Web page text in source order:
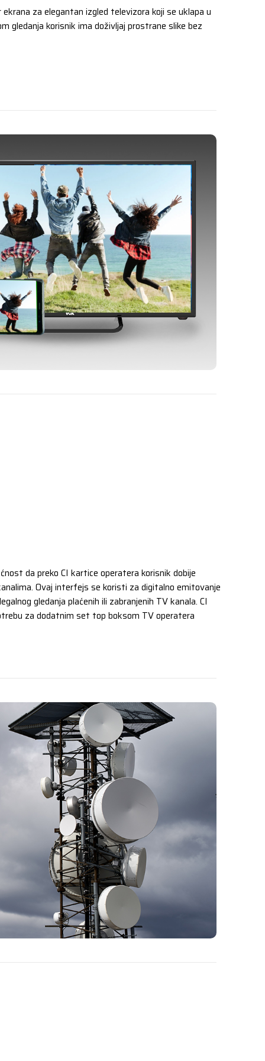
za elegantan izgled televizora koji se uklapa u
gledanja korisnik ima doživljaj prostrane slike bez
da preko CI kartice operatera korisnik dobije
Ovaj interfejs se koristi za digitalno emitovanje
gledanja plaćenih ili zabranjenih TV kanala. CI
za dodatnim set top boksom TV operatera